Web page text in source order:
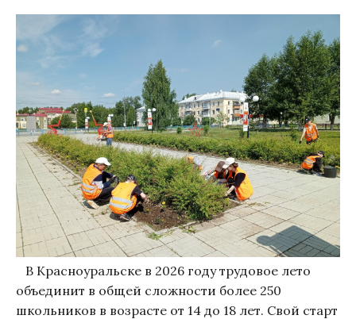
В Красноуральске в 2026 году трудовое лето
объединит в общей сложности более 250
школьников в возрасте от 14 до 18 лет. Свой старт